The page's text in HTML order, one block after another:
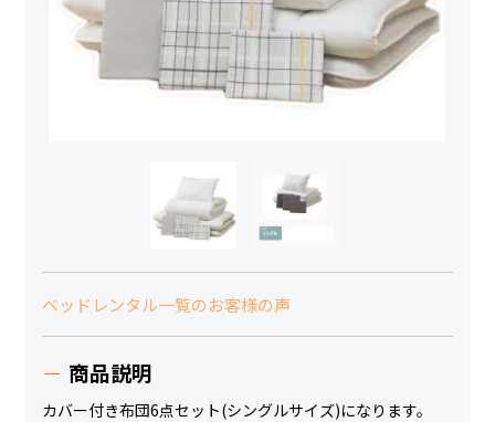
ベッドレンタル一覧のお客様の声
商品説明
カバー付き布団6点セット(シングルサイズ)になります。